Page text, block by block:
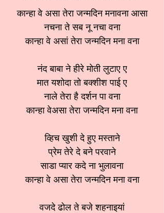
कान्हा वे असा तेरा जन्मदिन मनावना आसा
नचना ते सब नू नचा वना
कान्हा वे असां तेरा जन्मदिन मना वना
नंद बाबा ने हीरे मोती लुटाए ए
मात यशोदा तो बक्शीश पाई ए
नाले तेरा है दर्शन पा वना
कान्हा वेअसा तेरा जन्मदिन मना वना
व्हिच खुशी दे हुए मस्ताने
प्रेम तेरे दे बने परवाने
साडा प्यार कदे ना भुलावना
कान्हा वे असा तेरा जन्मदिन मना वना
वजदे ढोल ते बजे शहनाइयां